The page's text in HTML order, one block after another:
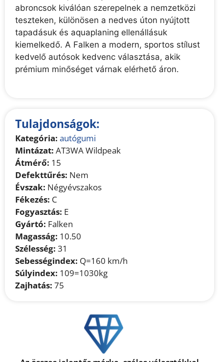
abroncsok kiválóan szerepelnek a nemzetközi
teszteken, különösen a nedves úton nyújtott
tapadásuk és aquaplaning ellenállásuk
kiemelkedő. A Falken a modern, sportos stílust
kedvelő autósok kedvenc választása, akik
prémium minőséget várnak elérhető áron.
Tulajdonságok:
Kategória: autógumi
Mintázat: AT3WA Wildpeak
Átmérő: 15
Defekttűrés: Nem
Évszak: Négyévszakos
Fékezés: C
Fogyasztás: E
Gyártó: Falken
Magasság: 10.50
Szélesség: 31
Sebességindex: Q=160 km/h
Súlyindex: 109=1030kg
Zajhatás: 75